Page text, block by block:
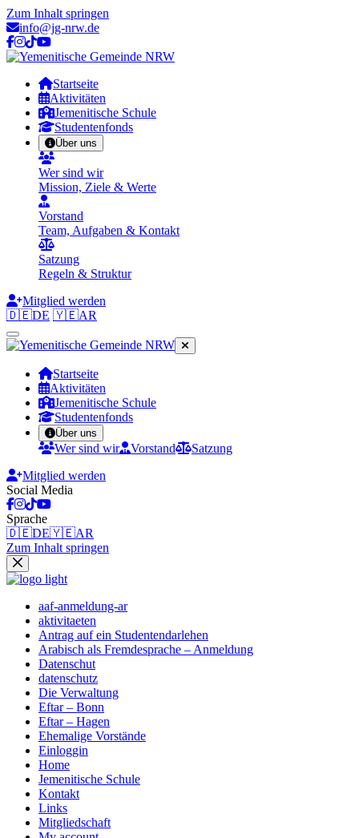
Zum Inhalt springen
info@jg-nrw.de
Startseite
Aktivitäten
Jemenitische Schule
Studentenfonds
Über uns
Wer sind wir
Mission, Ziele & Werte
Vorstand
Team, Aufgaben & Kontakt
Satzung
Regeln & Struktur
Mitglied werden
🇩🇪DE 🇾🇪AR
Startseite
Aktivitäten
Jemenitische Schule
Studentenfonds
Über uns
Wer sind wir Vorstand
Satzung
Mitglied werden
Social Media
Sprache
🇩🇪DE🇾🇪AR
Zum Inhalt springen
aaf-anmeldung-ar
aktivitaeten
Antrag auf ein Studentendarlehen
Arabisch als Fremdesprache – Anmeldung
Datenschut
datenschutz
Die Verwaltung
Eftar – Bonn
Eftar – Hagen
Ehemalige Vorstände
Einloggin
Home
Jemenitische Schule
Kontakt
Links
Mitgliedschaft